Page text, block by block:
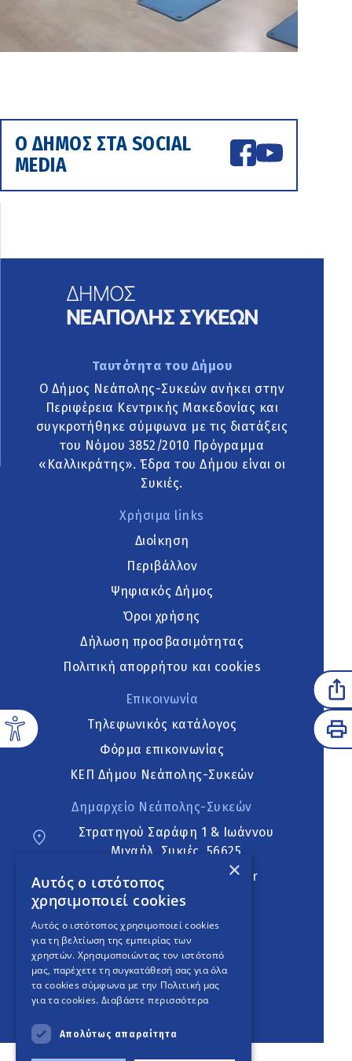
Ο ΔΗΜΟΣ ΣΤΑ SOCIAL
MEDIA
Ταυτότητα του Δήμου
Ο Δήμος Νεάπολης-Συκεών ανήκει στην
Περιφέρεια Κεντρικής Μακεδονίας και
συγκροτήθηκε σύμφωνα με τις διατάξεις
του Νόμου 3852/2010 Πρόγραμμα
«Καλλικράτης». Έδρα του Δήμου είναι οι
Συκιές.
Χρήσιμα links
Διοίκηση
Περιβάλλον
Ψηφιακός Δήμος
Όροι χρήσης
Δήλωση προσβασιμότητας
Πολιτική απορρήτου και cookies
Επικοινωνία
Τηλεφωνικός κατάλογος
Φόρμα επικοινωνίας
ΚΕΠ Δήμου Νεάπολης-Συκεών
Δημαρχείο Νεάπολης-Συκεών
Στρατηγού Σαράφη 1 & Ιωάννου
Μιχαήλ, Συκιές, 56625
neapoli.sykies@ddt.gov.gr
Ακολουθήστε
English Version
An project
×
Αυτός ο ιστότοπος
χρησιμοποιεί cookies
Αυτός ο ιστότοπος χρησιμοποιεί cookies
για τη βελτίωση της εμπειρίας των
χρηστών. Χρησιμοποιώντας τον ιστότοπό
μας, παρέχετε τη συγκατάθεσή σας για όλα
τα cookies σύμφωνα με την Πολιτική μας
για τα cookies. Διαβάστε περισσότερα
Απολύτως απαραίτητα